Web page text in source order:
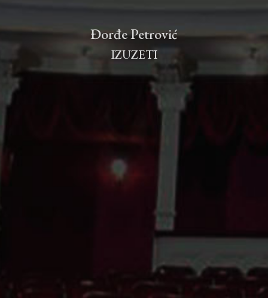
Đorđe Petrović
IZUZETI